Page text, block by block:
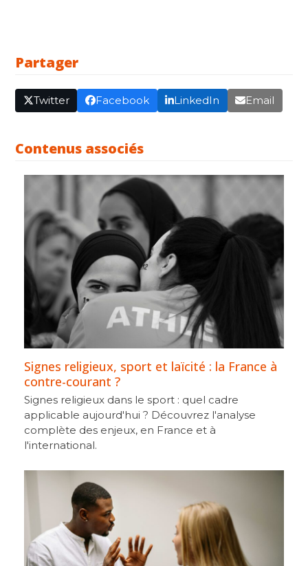
Partager
Twitter Facebook LinkedIn Email
Contenus associés
Signes religieux, sport et laïcité : la France à
contre-courant ?
Signes religieux dans le sport : quel cadre
applicable aujourd'hui ? Découvrez l'analyse
complète des enjeux, en France et à
l'international.